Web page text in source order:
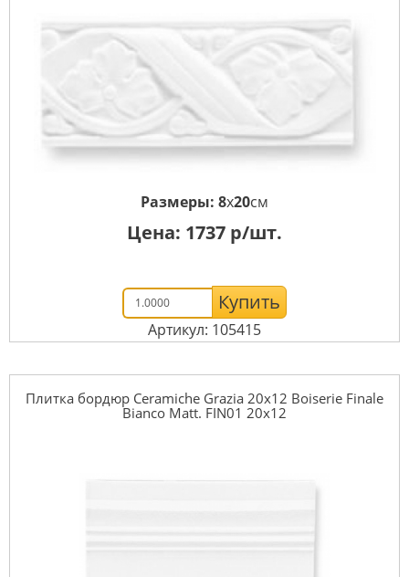
Размеры: 8x20см
Цена: 1737 р/шт.
Купить
Артикул: 105415
Плитка бордюр Ceramiche Grazia 20x12 Boiserie Finale
Bianco Matt. FIN01 20x12